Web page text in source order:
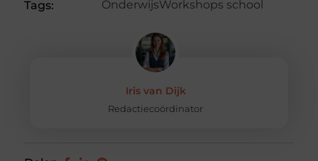
Tags: OnderwijsWorkshops school
Iris van Dijk
Redactiecoördinator